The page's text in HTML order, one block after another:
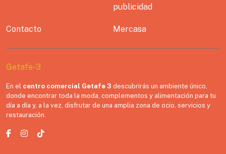
publicidad
Contacto Mercasa
Getafe-3
En el centro comercial Getafe 3 descubrirás un ambiente único,
donde encontrar toda la moda, complementos y alimentación para tu
día a día y, a la vez, disfrutar de una amplia zona de ocio, servicios y
restauración.